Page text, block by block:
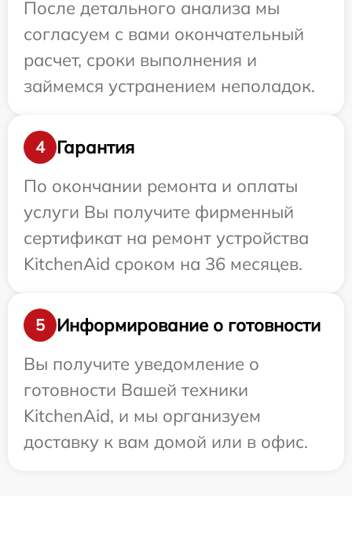
После детального анализа мы
согласуем с вами окончательный
расчет, сроки выполнения и
займемся устранением неполадок.
4
Гарантия
По окончании ремонта и оплаты
услуги Вы получите фирменный
сертификат на ремонт устройства
KitchenAid сроком на 36 месяцев.
5
Информирование о готовности
Вы получите уведомление о
готовности Вашей техники
KitchenAid, и мы организуем
доставку к вам домой или в офис.